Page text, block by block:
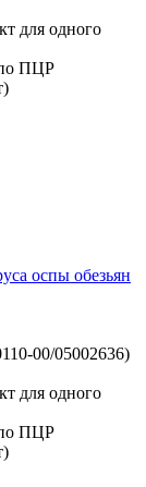
оспы обезьян
00/05002636)